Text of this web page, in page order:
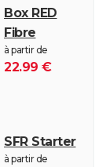
Box RED
Fibre
à partir de
22.99 €
SFR Starter
à partir de